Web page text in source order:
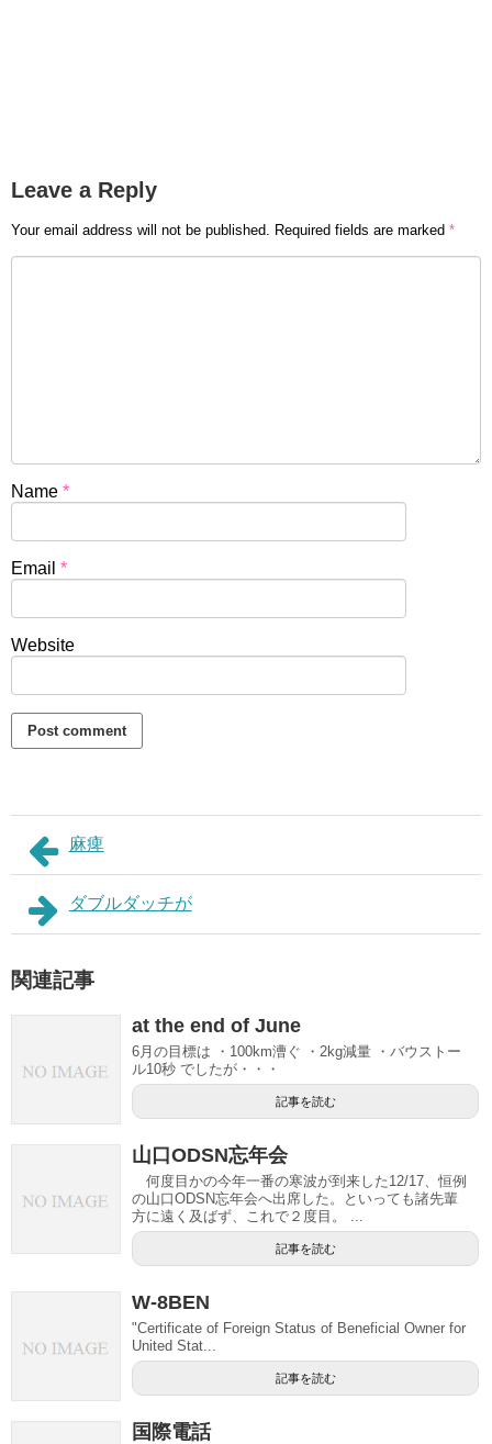
Leave a Reply
Your email address will not be published. Required fields are marked *
Name *
Email *
Website
麻痺
ダブルダッチが
関連記事
at the end of June
6月の目標は ・100km漕ぐ ・2kg減量 ・バウストー
ル10秒 でしたが・・・
記事を読む
山口ODSN忘年会
何度目かの今年一番の寒波が到来した12/17、恒例
の山口ODSN忘年会へ出席した。といっても諸先輩
方に遠く及ばず、これで２度目。 ...
記事を読む
W-8BEN
"Certificate of Foreign Status of Beneficial Owner for
United Stat...
記事を読む
国際電話